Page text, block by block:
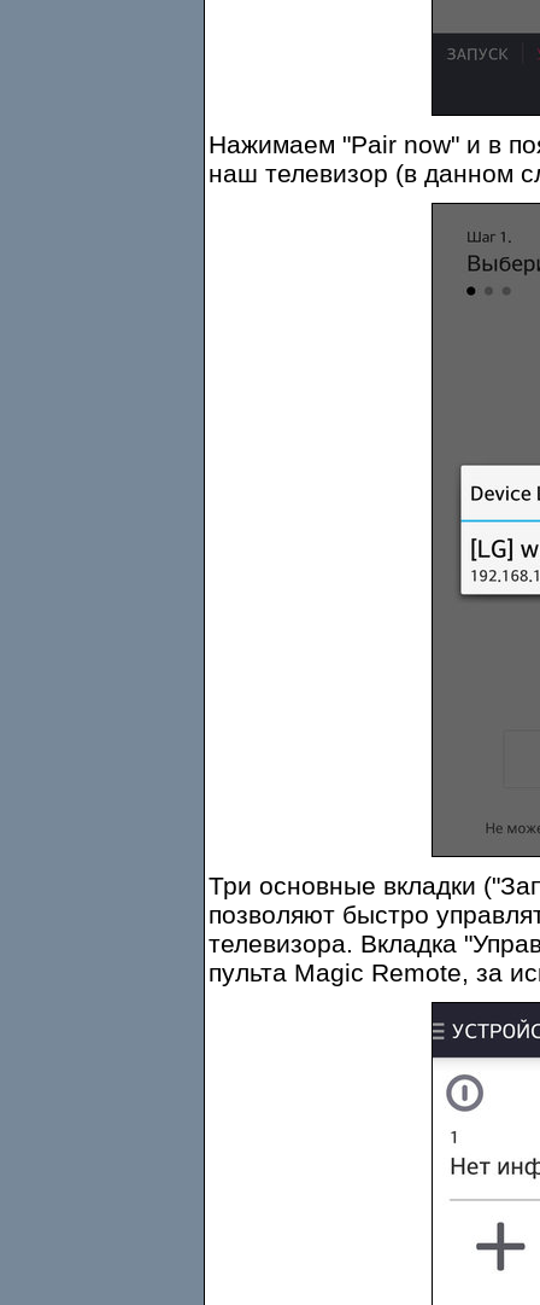
Нажимаем "Pair now" и в
наш телевизор (в данном
Три основные вкладки
позволяют быстро
телевизора. Вкладка
пульта Magic Remote, за